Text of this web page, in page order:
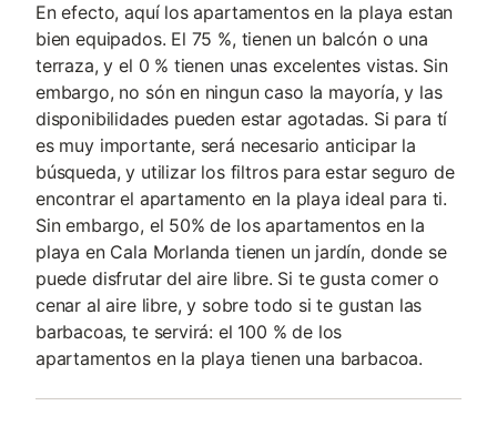
En efecto, aquí los apartamentos en la playa estan
bien equipados. El 75 %, tienen un balcón o una
terraza, y el 0 % tienen unas excelentes vistas. Sin
embargo, no són en ningun caso la mayoría, y las
disponibilidades pueden estar agotadas. Si para tí
es muy importante, será necesario anticipar la
búsqueda, y utilizar los filtros para estar seguro de
encontrar el apartamento en la playa ideal para ti.
Sin embargo, el 50% de los apartamentos en la
playa en Cala Morlanda tienen un jardín, donde se
puede disfrutar del aire libre. Si te gusta comer o
cenar al aire libre, y sobre todo si te gustan las
barbacoas, te servirá: el 100 % de los
apartamentos en la playa tienen una barbacoa.